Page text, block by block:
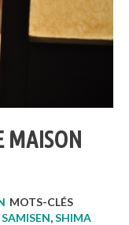
MAISON
MOTS-CLÉS
SAMISEN,SHIMA